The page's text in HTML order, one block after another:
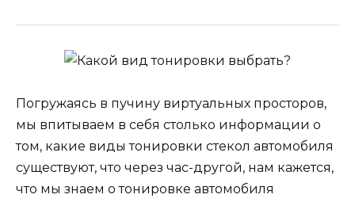
Погружаясь в пучину виртуальных просторов,
мы впитываем в себя столько информации о
том, какие виды тонировки стекол автомобиля
существуют, что через час-другой, нам кажется,
что мы знаем о тонировке автомобиля